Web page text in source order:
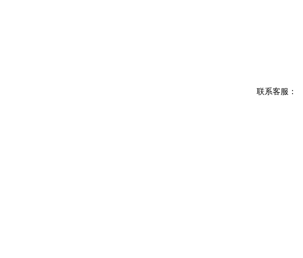
联系客服：